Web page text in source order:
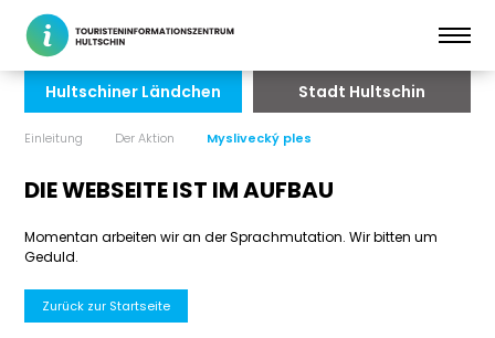
Hultschiner Ländchen Stadt Hultschin
Einleitung Der Aktion Myslivecký ples
DIE WEBSEITE IST IM AUFBAU
Momentan arbeiten wir an der Sprachmutation. Wir bitten um
Geduld.
Zurück zur Startseite